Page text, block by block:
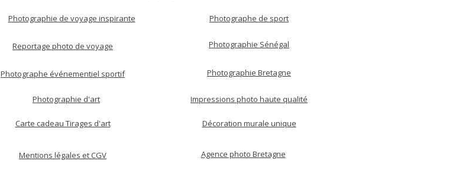
Photographe de sport
Photographie de voyage inspirante
Reportage photo de voyage Photographie Sénégal
Photographe événementiel sportif Photographie Bretagne
Impressions photo haute qualité
Photographie d'art
Décoration murale unique
Carte cadeau Tirages d'art
Mentions légales et CGV Agence photo Bretagne